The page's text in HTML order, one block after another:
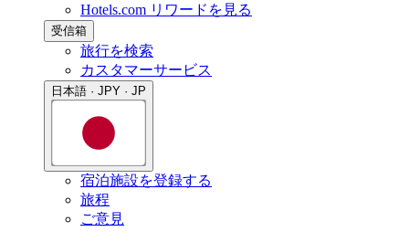
Hotels.com リワードを見る
受信箱
旅行を検索
カスタマーサービス
日本語 · JPY · JP
宿泊施設を登録する
旅程
ご意見